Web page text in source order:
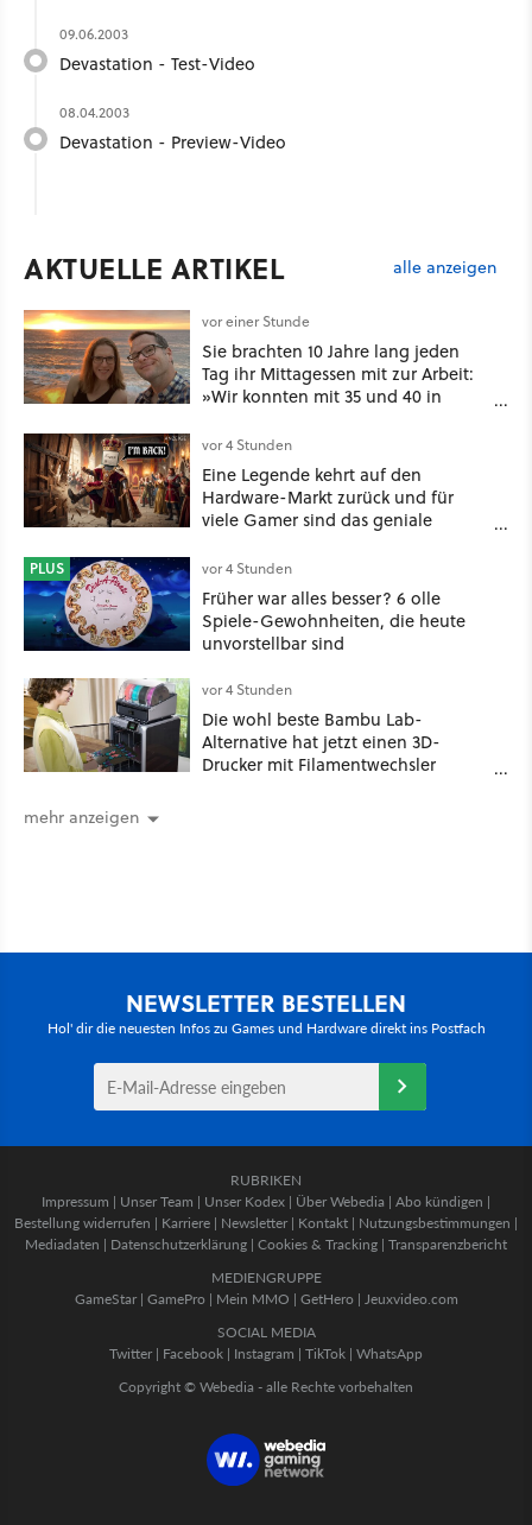
09.06.2003
Devastation - Test-Video
08.04.2003
Devastation - Preview-Video
AKTUELLE ARTIKEL alle anzeigen
vor einer Stunde
Sie brachten 10 Jahre lang jeden
Tag ihr Mittagessen mit zur Arbeit:
»Wir konnten mit 35 und 40 in
Gamification [Best of GameStar]
vor 4 Stunden
Eine Legende kehrt auf den
Hardware-Markt zurück und für
viele Gamer sind das geniale
PLUS vor 4 Stunden
Früher war alles besser? 6 olle
Spiele-Gewohnheiten, die heute
unvorstellbar sind
vor 4 Stunden
Die wohl beste Bambu Lab-
Alternative hat jetzt einen 3D-
Drucker mit Filamentwechsler
mehr anzeigen
NEWSLETTER BESTELLEN
Hol' dir die neuesten Infos zu Games und Hardware direkt ins Postfach
RUBRIKEN
Impressum | Unser Team | Unser Kodex | Über Webedia | Abo kündigen |
Bestellung widerrufen | Karriere | Newsletter | Kontakt | Nutzungsbestimmungen |
Mediadaten | Datenschutzerklärung | Cookies & Tracking | Transparenzbericht
MEDIENGRUPPE
GameStar| GamePro | Mein MMO | GetHero | Jeuxvideo.com
SOCIAL MEDIA
Twitter | Facebook | Instagram | TikTok | WhatsApp
Copyright © Webedia - alle Rechte vorbehalten